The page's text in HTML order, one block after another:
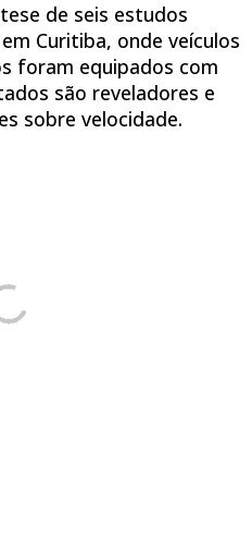
de seis estudos
Curitiba, onde veículos
foram equipados com
são reveladores e
sobre velocidade.